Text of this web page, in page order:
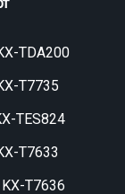
TDA200
T7735
TES824
T7633
T7636